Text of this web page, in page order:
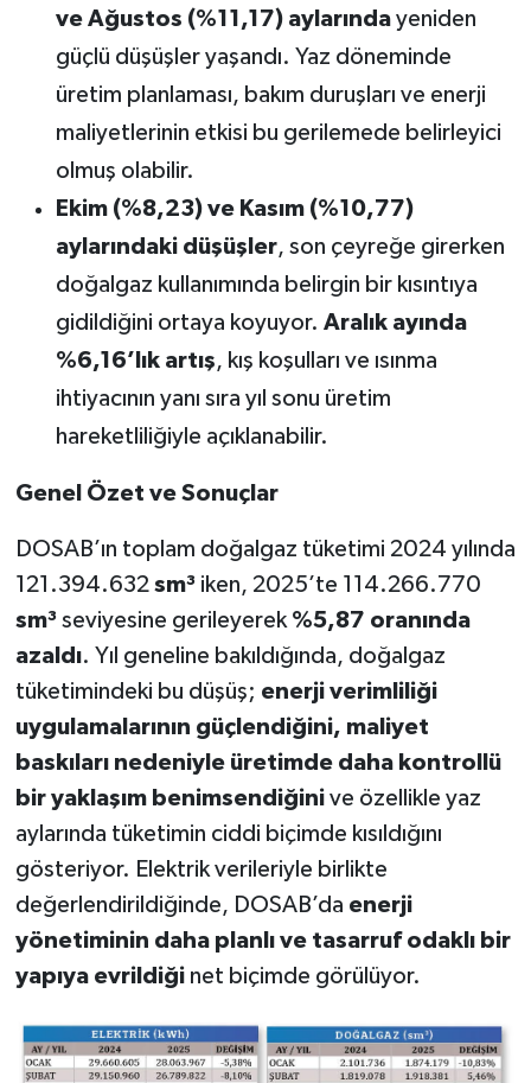
ve Ağustos (%11,17) aylarındayeniden
güçlü düşüşler yaşandı. Yaz döneminde
üretim planlaması, bakım duruşları ve enerji
maliyetlerinin etkisi bu gerilemede belirleyici
olmuş olabilir.
Ekim (%8,23) ve Kasım (%10,77)
aylarındaki düşüşler, son çeyreğe girerken
doğalgaz kullanımında belirgin bir kısıntıya
gidildiğini ortaya koyuyor. Aralık ayında
%6,16’lık artış, kış koşulları ve ısınma
ihtiyacının yanı sıra yıl sonu üretim
hareketliliğiyle açıklanabilir.
Genel Özet ve Sonuçlar
DOSAB’ın toplam doğalgaz tüketimi 2024 yılında
121.394.632 sm³iken, 2025’te 114.266.770
sm³seviyesine gerileyerek %5,87 oranında
azaldı. Yıl geneline bakıldığında, doğalgaz
tüketimindeki bu düşüş; enerji verimliliği
uygulamalarının güçlendiğini, maliyet
baskıları nedeniyle üretimde daha kontrollü
bir yaklaşım benimsendiğinive özellikle yaz
aylarında tüketimin ciddi biçimde kısıldığını
gösteriyor. Elektrik verileriyle birlikte
değerlendirildiğinde, DOSAB’da enerji
yönetiminin daha planlı ve tasarruf odaklı bir
yapıya evrildiğinet biçimde görülüyor.